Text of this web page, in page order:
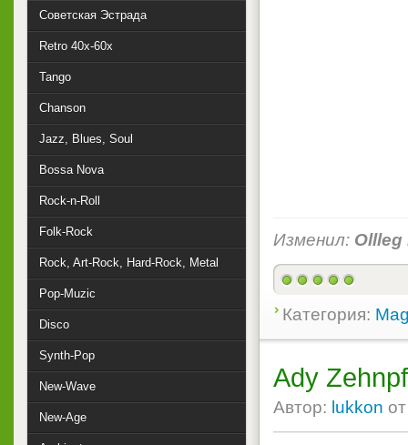
Изменил: Ollleg
Категория:
Ady
Автор: lukkon
Советская Эстрада
Retro 40x-60x
Tango
Chanson
Jazz, Blues, Soul
Bossa Nova
Rock-n-Roll
Folk-Rock
Rock, Art-Rock, Hard-Rock, Metal
Pop-Muzic
Disco
Synth-Pop
New-Wave
New-Age